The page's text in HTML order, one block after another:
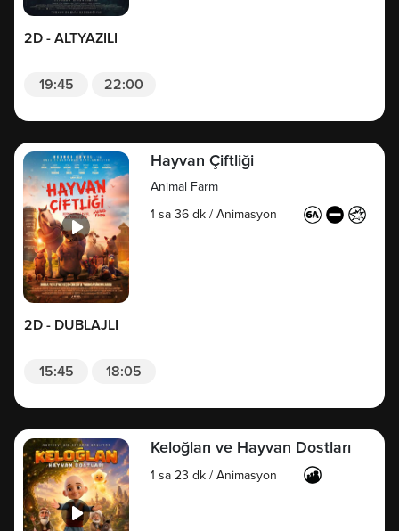
2D - ALTYAZILI
19:45 22:00
Hayvan Çiftliği
Animal Farm
1 sa 36 dk / Animasyon
2D - DUBLAJLI
15:45 18:05
Keloğlan ve Hayvan Dostları
1 sa 23 dk / Animasyon